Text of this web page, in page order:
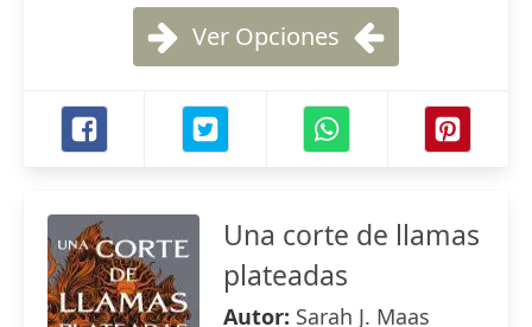
Ver Opciones
Una corte de llamas
plateadas
Autor: Sarah J. Maas